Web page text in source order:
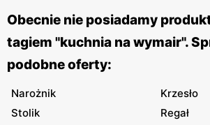
Obecnie nie posiadamy
tagiem "kuchnia na wymair".
podobne oferty:
Narożnik
Krzesło
Stolik
Regał